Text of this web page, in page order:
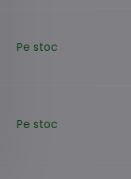
Pe stoc
Pe stoc